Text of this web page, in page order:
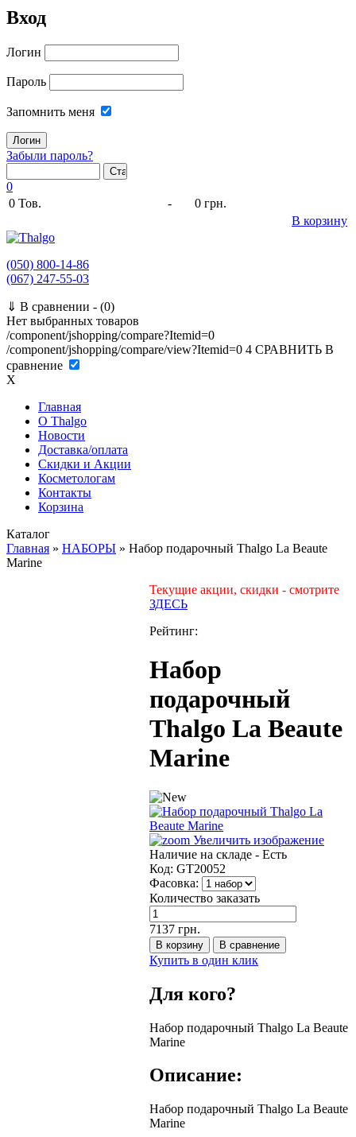
Вход
Логин
Пароль
Запомнить меня
Забыли пароль?
0
0 Тов. -
0 грн.
В корзину
(050) 800-14-86
(067) 247-55-03
⇓ В сравнении - (0)
Нет выбранных товаров
/component/jshopping/compare?Itemid=0
/component/jshopping/compare/view?Itemid=0 4 СРАВНИТЬ В
сравнение
X
Главная
O Thalgo
Новости
Доставка/оплата
Скидки и Акции
Косметологам
Контакты
Корзина
Каталог
Главная » НАБОРЫ » Набор подарочный Thalgo La Beaute
Marine
Текущие акции, скидки - смотрите
ЗДЕСЬ
Рейтинг:
Набор
подарочный
Thalgo La Beaute
Marine
Увеличить изображение
Наличие на складе - Есть
Код: GT20052
Фасовка:
Количество заказать
7137 грн.
Купить в один клик
Для кого?
Набор подарочный Thalgo La Beaute
Marine
Описание:
Набор подарочный Thalgo La Beaute
Marine